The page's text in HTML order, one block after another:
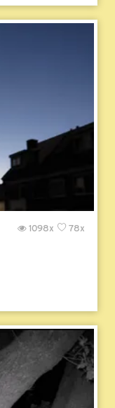
78x
1098x